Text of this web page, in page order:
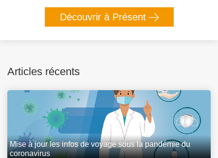
Découvrir à Présent
Articles récents
Mise à jour les infos de voyage sous la pandémie du
coronavirus